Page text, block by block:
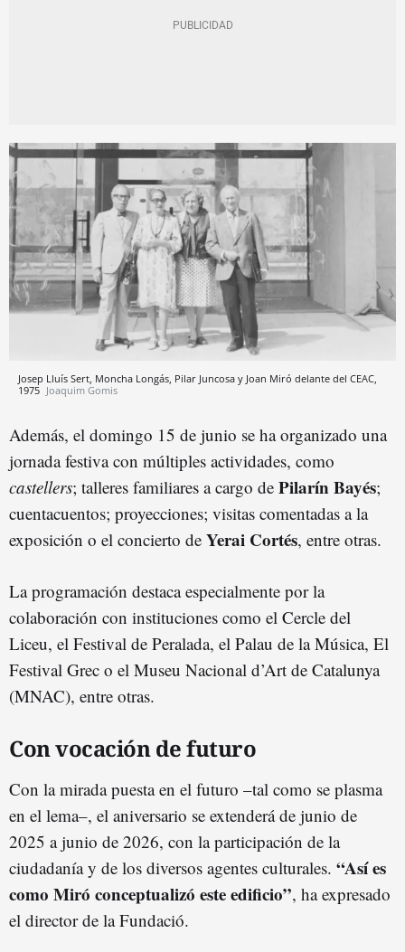
Josep Lluís Sert, Moncha Longás, Pilar Juncosa y Joan Miró delante del CEAC,
1975 Joaquim Gomis
Además, el domingo 15 de junio se ha organizado una
jornada festiva con múltiples actividades, como
castellers; talleres familiares a cargo de Pilarín Bayés;
cuentacuentos; proyecciones; visitas comentadas a la
exposición o el concierto de Yerai Cortés, entre otras.
La programación destaca especialmente por la
colaboración con instituciones como el Cercle del
Liceu, el Festival de Peralada, el Palau de la Música, El
Festival Grec o el Museu Nacional d’Art de Catalunya
(MNAC), entre otras.
Con vocación de futuro
Con la mirada puesta en el futuro –tal como se plasma
en el lema–, el aniversario se extenderá de junio de
2025 a junio de 2026, con la participación de la
ciudadanía y de los diversos agentes culturales. “Así es
como Miró conceptualizó este edificio”, ha expresado
el director de la Fundació.